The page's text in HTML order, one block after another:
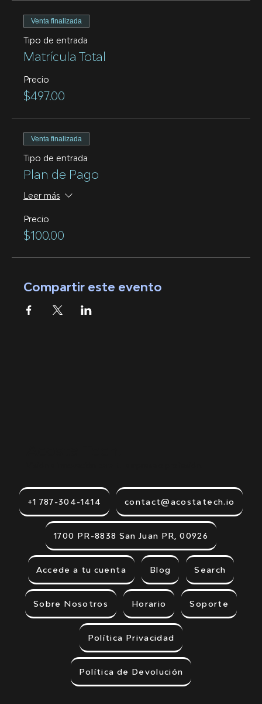
Venta finalizada
Tipo de entrada
Matrícula Total
Precio
$497.00
Venta finalizada
Tipo de entrada
Plan de Pago
Leer más
Precio
$100.00
Compartir este evento
+1 787-304-1414 contact@acostatech.io
1700 PR-8838 San Juan PR, 00926
Accede a tu cuenta Blog Search
Sobre Nosotros Horario Soporte
Política Privacidad
Política de Devolución